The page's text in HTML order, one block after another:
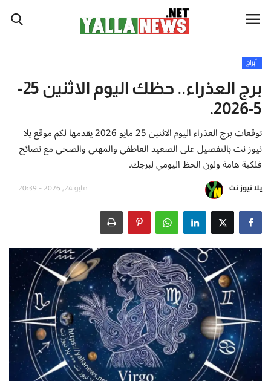
أخبار العالم
أخبار الوطن العربي
سياسة واقتصاد
رياضة
تكنولوجيا وعلوم
صحة ولياقة
أطباق من المطابخ العربية
سياحة وسفر
منوعات عامة
أبراج
برج العذراء.. حظك اليوم الاثنين 25-
5-2026.
توقعات برج العذراء اليوم الاثنين 25 مايو 2026 يقدمها لكم موقع يلا
نيوز نت بالتفصيل على الصعيد العاطفي والمهني والصحي مع نصائح
فلكية هامة ولون الحظ اليومي لبرجك.
يلا نيوز نت مايو 24, 2026 - 20:39